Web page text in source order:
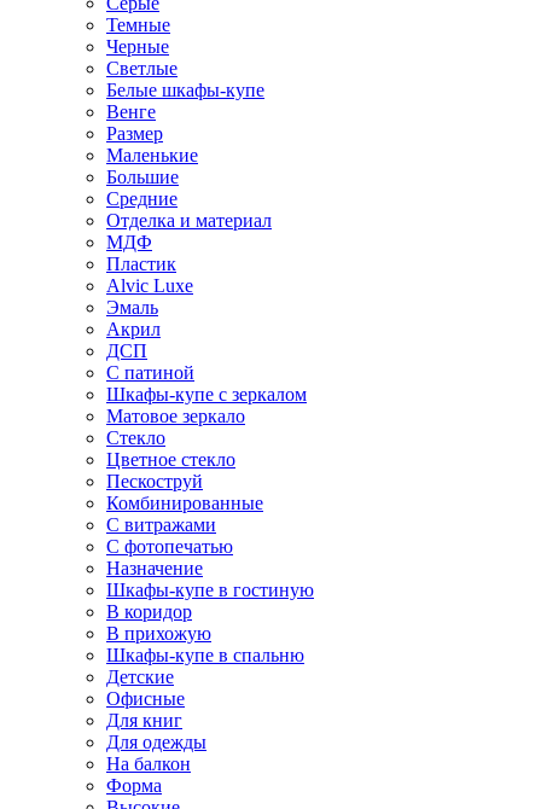
Темные
Черные
Светлые
Белые шкафы-купе
Венге
Размер
Маленькие
Большие
Средние
Отделка и материал
МДФ
Пластик
Alvic Luxe
Эмаль
Акрил
ДСП
С патиной
Шкафы-купе с зеркалом
Матовое зеркало
Стекло
Цветное стекло
Пескоструй
Комбинированные
С витражами
С фотопечатью
Назначение
Шкафы-купе в гостиную
В коридор
В прихожую
Шкафы-купе в спальню
Детские
Офисные
Для книг
Для одежды
На балкон
Форма